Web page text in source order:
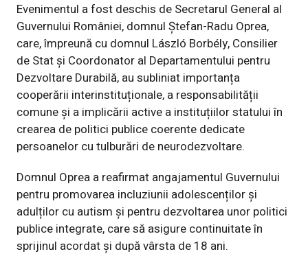
Evenimentul a fost deschis de Secretarul General al
Guvernului României, domnul Ștefan-Radu Oprea,
care, împreună cu domnul László Borbély, Consilier
de Stat și Coordonator al Departamentului pentru
Dezvoltare Durabilă, au subliniat importanța
cooperării interinstituționale, a responsabilității
comune și a implicării active a instituțiilor statului în
crearea de politici publice coerente dedicate
persoanelor cu tulburări de neurodezvoltare.
Domnul Oprea a reafirmat angajamentul Guvernului
pentru promovarea incluziunii adolescenților și
adulților cu autism și pentru dezvoltarea unor politici
publice integrate, care să asigure continuitate în
sprijinul acordat și după vârsta de 18 ani.